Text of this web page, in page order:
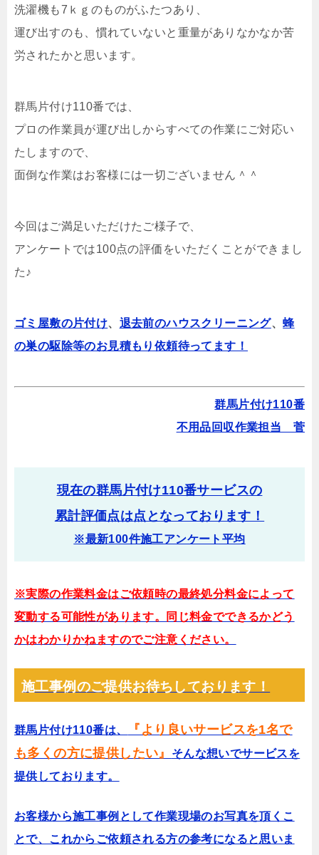
洗濯機も7ｋｇのものがふたつあり、
運び出すのも、慣れていないと重量がありなかなか苦
労されたかと思います。
群馬片付け110番では、
プロの作業員が運び出しからすべての作業にご対応い
たしますので、
面倒な作業はお客様には一切ございません＾＾
今回はご満足いただけたご様子で、
アンケートでは100点の評価をいただくことができまし
た♪
ゴミ屋敷の片付け、 退去前のハウスクリーニング、蜂
の巣の駆除等のお見積もり依頼待ってます！
群馬片付け110番
不用品回収作業担当 菅
現在の群馬片付け110番サービスの
累計評価点は点となっております！
※最新100件施工アンケート平均
※実際の作業料金はご依頼時の最終処分料金によって
変動する可能性があります。同じ料金でできるかどう
かはわかりかねますのでご注意ください。
施工事例のご提供お待ちしております！
群馬片付け110番は、
『より良いサービスを1名で
も多くの方に提供したい』
そんな想いでサービスを
提供しております。
お客様から施工事例として作業現場のお写真を頂くこ
とで、これからご依頼される方の参考になると思いま